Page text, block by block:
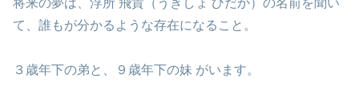
て、誰もが分かるような存在になること。
３歳年下の弟と、９歳年下の妹 がいます。